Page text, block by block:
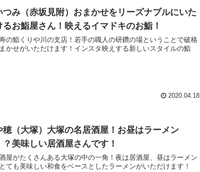
つみ（赤坂見附）おまかせをリーズナブルにいた
るお鮨屋さん！映えるイマドキのお鮨！
の鮨くりや川の支店！若手の職人の研鑽の場ということで破格
かせがいただけます！インスタ映えする新しいスタイルの鮨
2020.04.18
穂（大塚）大塚の名居酒屋！お昼はラーメン
？美味しい居酒屋さんです！
屋がたくさんある大塚の中の一角！夜は居酒屋、昼はラーメン
ても美味しい和食をベースとしたラーメンがいただけます！